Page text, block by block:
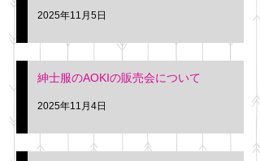
2025年11月5日
紳士服のAOKIの販売会について
2025年11月4日